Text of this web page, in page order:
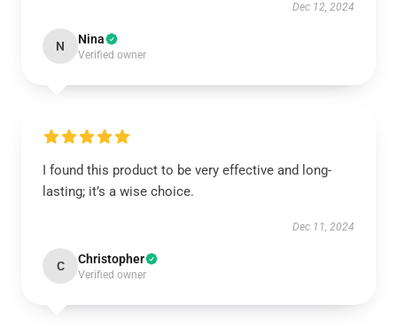
Dec 12, 2024
N Nina
Verified owner
I found this product to be very effective and long-
lasting; it’s a wise choice.
Dec 11, 2024
C Christopher
Verified owner